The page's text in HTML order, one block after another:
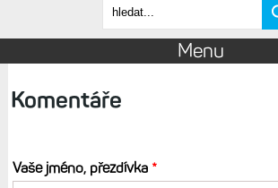
Menu
Komentáře
Vaše jméno, přezdívka *